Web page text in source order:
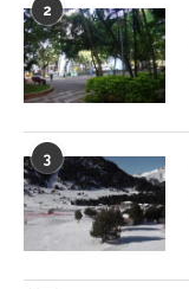
2
3